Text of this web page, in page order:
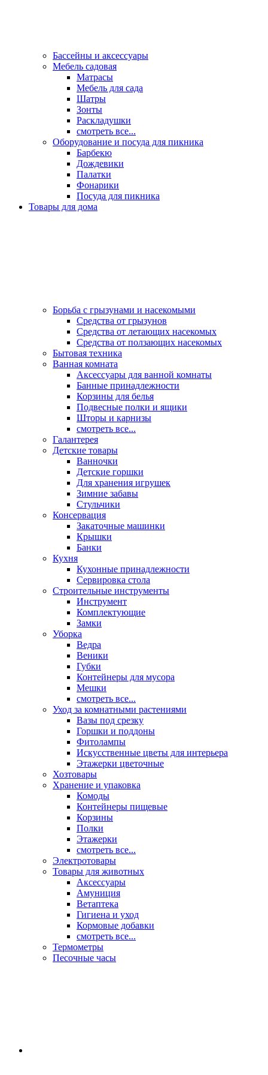
Бассейны и аксессуары
Мебель садовая
Матрасы
Мебель для сада
Шатры
Зонты
Раскладушки
смотреть все...
Оборудование и посуда для пикника
Барбекю
Дождевики
Палатки
Фонарики
Посуда для пикника
Товары для дома
Борьба с грызунами и насекомыми
Средства от грызунов
Средства от летающих насекомых
Средства от ползающих насекомых
Бытовая техника
Ванная комната
Аксессуары для ванной комнаты
Банные принадлежности
Корзины для белья
Подвесные полки и ящики
Шторы и карнизы
смотреть все...
Галантерея
Детские товары
Ванночки
Детские горшки
Для хранения игрушек
Зимние забавы
Стульчики
Консервация
Закаточные машинки
Крышки
Банки
Кухня
Кухонные принадлежности
Сервировка стола
Строительные инструменты
Инструмент
Комплектующие
Замки
Уборка
Ведра
Веники
Губки
Контейнеры для мусора
Мешки
смотреть все...
Уход за комнатными растениями
Вазы под срезку
Горшки и поддоны
Фитолампы
Искусственные цветы для интерьера
Этажерки цветочные
Хозтовары
Хранение и упаковка
Комоды
Контейнеры пищевые
Корзины
Полки
Этажерки
смотреть все...
Электротовары
Товары для животных
Аксессуары
Амуниция
Ветаптека
Гигиена и уход
Кормовые добавки
смотреть все...
Термометры
Песочные часы